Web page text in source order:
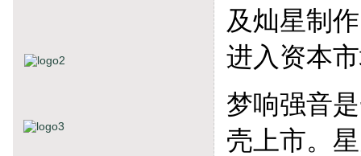
及灿星制
进入资本
梦响强音
壳上市。